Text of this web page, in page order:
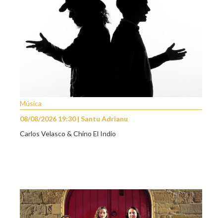
Música
08/08/2026 19:30 | Santu Adrianu
Carlos Velasco & Chino El Indio